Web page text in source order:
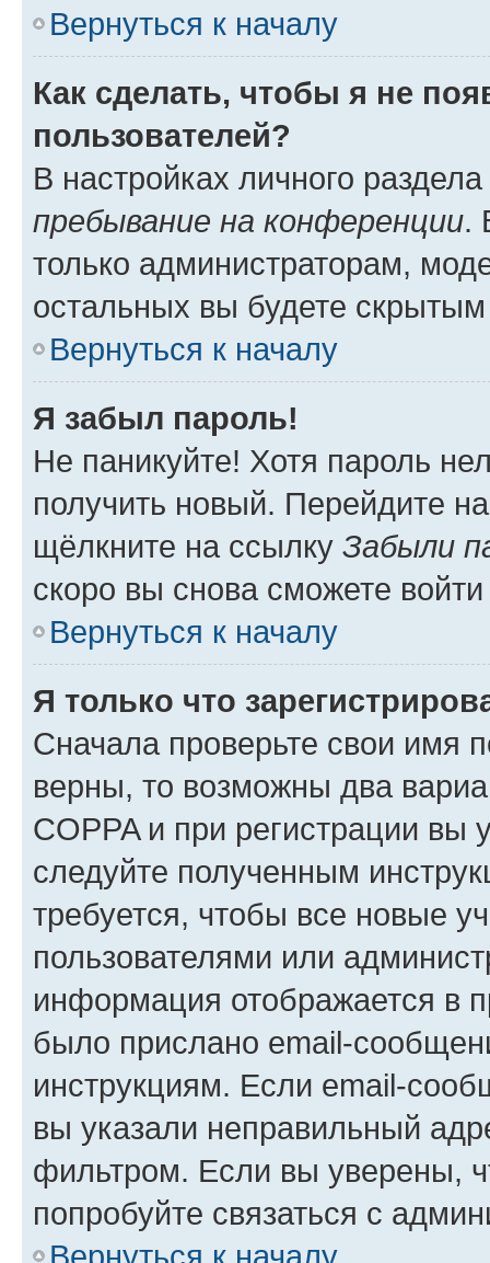
Вернуться к началу
Как сделать, чтобы я не
пользователей?
В настройках личного
пребывание на конференции.
только администраторам,
остальных вы будете
Вернуться к началу
Я забыл пароль!
Не паникуйте! Хотя пароль
получить новый. Перейдите
щёлкните на ссылку Забыли
скоро вы снова сможете
Вернуться к началу
Я только что
Сначала проверьте свои имя
верны, то возможны два
COPPA и при регистрации вы
следуйте полученным
требуется, чтобы все новые
пользователями или
информация отображается в
было прислано email-
инструкциям. Если email-
вы указали неправильный
фильтром. Если вы уверены,
попробуйте связаться с
Вернуться к началу